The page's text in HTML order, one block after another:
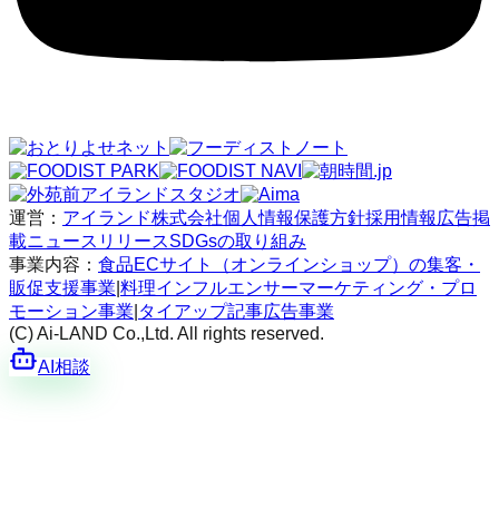
運営： アイランド株式会社個人情報保護方針採用情報広告掲
載ニュースリリースSDGsの取り組み
事業内容： 食品ECサイト（オンラインショップ）の集客・
販促支援事業 料理インフルエンサーマーケティング・プロ
モーション事業 タイアップ記事広告事業
(C) Ai-LAND Co.,Ltd. All rights reserved.
AI相談